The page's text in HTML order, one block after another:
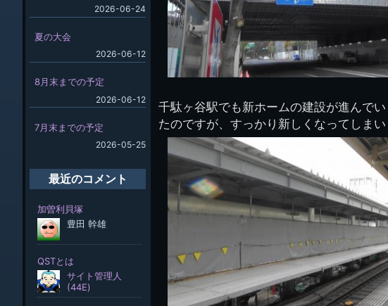
千駄ヶ谷駅でも新ホームの建設が進んで
たのですが、すっかり新しくなってしまい
2026-06-24
夏の大会
2026-06-12
8月末までの予定
2026-06-12
7月末までの予定
2026-05-25
最近のコメント